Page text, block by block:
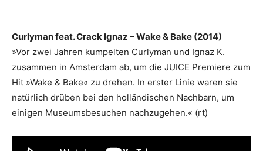
Curlyman feat. Crack Ignaz – Wake & Bake (2014)
»Vor zwei Jahren kumpelten Curlyman und Ignaz K.
zusammen in Amsterdam ab, um die JUICE Premiere zum
Hit »Wake & Bake« zu drehen. In erster Linie waren sie
natürlich drüben bei den holländischen Nachbarn, um
einigen Museumsbesuchen nachzugehen.« (rt)